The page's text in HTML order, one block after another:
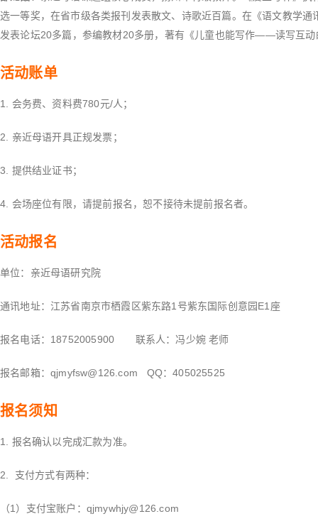
选一等奖，在省市级各类报刊发表散文、诗歌近百篇。在《语文教学通
发表论坛20多篇，参编教材20多册，著有《儿童也能写作——读写互
活动账单
1. 会务费、资料费780元/人；
2. 亲近母语开具正规发票；
3. 提供结业证书；
4. 会场座位有限，请提前报名，恕不接待未提前报名者。
活动报名
单位：亲近母语研究院
通讯地址：江苏省南京市栖霞区紫东路1号紫东国际创意园E1座
报名电话：18752005900 联系人：冯少婉 老师
报名邮箱：qjmyfsw@126.com QQ：405025525
报名须知
1. 报名确认以完成汇款为准。
2. 支付方式有两种：
（1）支付宝账户： qjmywhjy@126.com